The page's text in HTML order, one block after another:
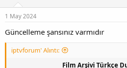
1 May 2024
Güncelleme şansınız varmıdır
iptvforum' Alıntı:
Film Arşivi Türkçe